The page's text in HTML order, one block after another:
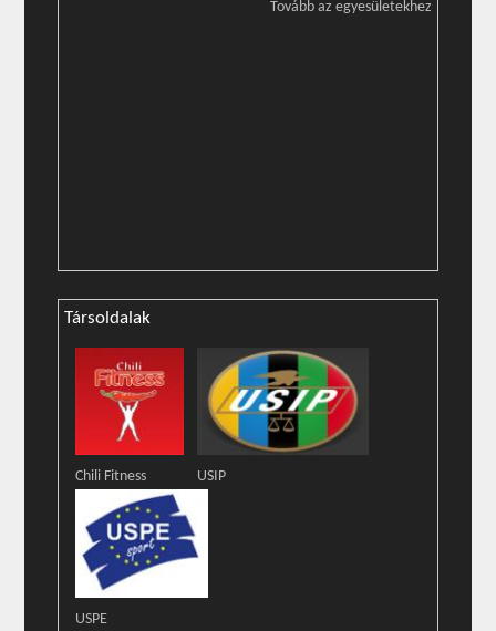
Tovább az egyesületekhez
Társoldalak
Chili Fitness USIP
USPE